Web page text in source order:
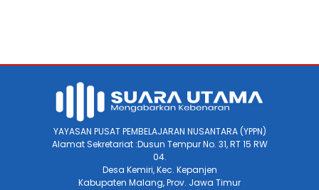
YAYASAN PUSAT PEMBELAJARAN NUSANTARA (YPPN)
Alamat Sekretariat :Dusun Tempur No. 31, RT 15 RW
04.
Desa Kemiri, Kec. Kepanjen
Kabupaten Malang, Prov. Jawa Timur